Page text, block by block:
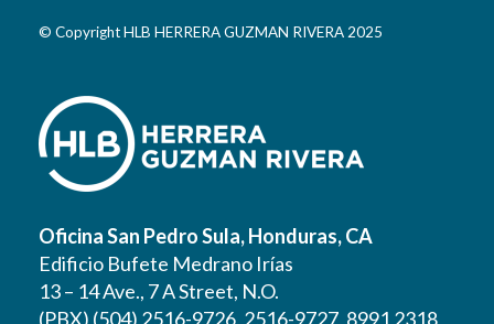
© Copyright HLB HERRERA GUZMAN RIVERA 2025
Oficina San Pedro Sula, Honduras, CA
Edificio Bufete Medrano Irías
13 – 14 Ave., 7 A Street, N.O.
(PBX) (504) 2516-9726, 2516-9727, 8991 2318